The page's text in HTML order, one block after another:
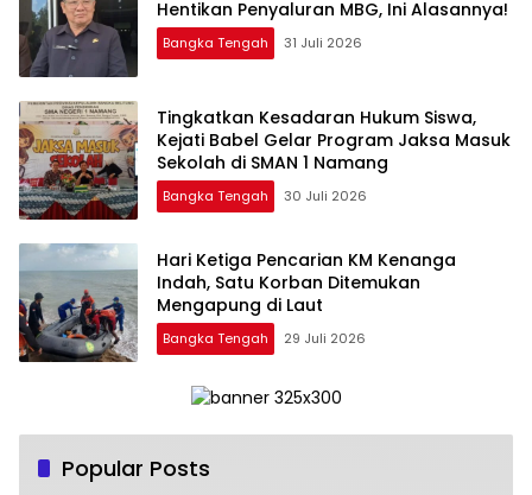
Bangka Tengah 31 Juli 2026
Tingkatkan Kesadaran Hukum Siswa,
Kejati Babel Gelar Program Jaksa Masuk
Sekolah di SMAN 1 Namang
Bangka Tengah 30 Juli 2026
Hari Ketiga Pencarian KM Kenanga
Indah, Satu Korban Ditemukan
Mengapung di Laut
Bangka Tengah 29 Juli 2026
Popular Posts